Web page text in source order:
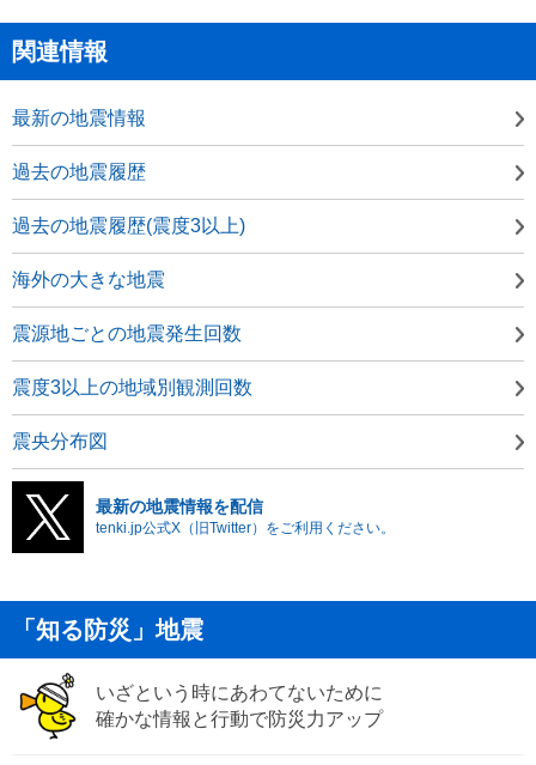
関連情報
最新の地震情報
過去の地震履歴
過去の地震履歴(震度3以上)
海外の大きな地震
震源地ごとの地震発生回数
震度3以上の地域別観測回数
震央分布図
最新の地震情報を配信
tenki.jp公式X（旧Twitter）をご利用ください。
「知る防災」地震
いざという時にあわてないために
確かな情報と行動で防災力アップ